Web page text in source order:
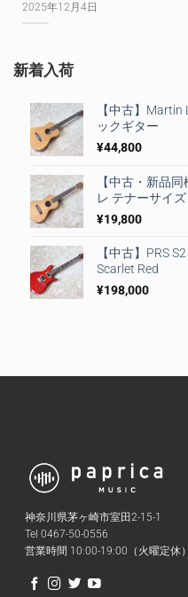
2025年12月4日
新着入荷
【中古】
ックギター
¥44,800
【中古・新品
レ テナーサイ
¥19,800
【中古】PRS
Scarlet Red
¥198,000
神奈川県茅ヶ崎市室田2-15-1
Tel 0467-50-0556
営業時間 10:00-19:00（火曜定休）